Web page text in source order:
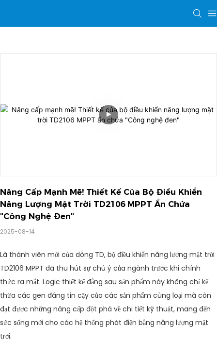
Nâng Cấp Mạnh Mẽ! Thiết Kế Của Bộ Điều Khiển
Năng Lượng Mặt Trời TD2106 MPPT Ẩn Chứa
"Công Nghệ Đen"
2025-08-14
Là thành viên mới của dòng TD, bộ điều khiển năng lượng mặt trời
TD2106 MPPT đã thu hút sự chú ý của ngành trước khi chính
thức ra mắt. Logic thiết kế đằng sau sản phẩm này không chỉ kế
thừa các gen đáng tin cậy của các sản phẩm cùng loại mà còn
đạt được những nâng cấp đột phá về chi tiết kỹ thuật, mang đến
sức sống mới cho các hệ thống phát điện bằng năng lượng mặt
trời.